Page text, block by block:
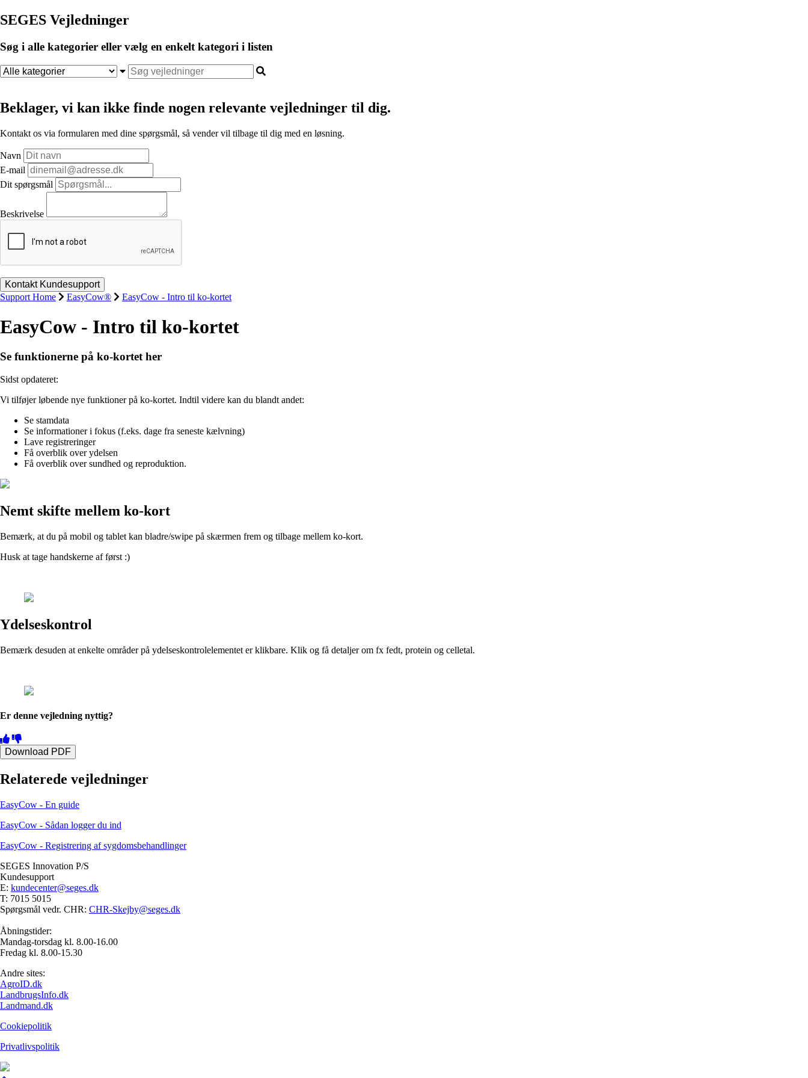
SEGES Vejledninger
Søg i alle kategorier eller vælg en enkelt kategori i listen
Beklager, vi kan ikke finde nogen relevante vejledninger til dig.
Kontakt os via formularen med dine spørgsmål, så vender vil tilbage til dig med en løsning.
Navn
E-mail
Dit spørgsmål
Beskrivelse
Support Home EasyCow® EasyCow - Intro til ko-kortet
EasyCow - Intro til ko-kortet
Se funktionerne på ko-kortet her
Sidst opdateret:
Vi tilføjer løbende nye funktioner på ko-kortet. Indtil videre kan du blandt andet:
Se stamdata
Se informationer i fokus (f.eks. dage fra seneste kælvning)
Lave registreringer
Få overblik over ydelsen
Få overblik over sundhed og reproduktion.
Nemt skifte mellem ko-kort
Bemærk, at du på mobil og tablet kan bladre/swipe på skærmen frem og tilbage mellem ko-kort.
Husk at tage handskerne af først :)
Ydelseskontrol
Bemærk desuden at enkelte områder på ydelseskontrolelementet er klikbare. Klik og få detaljer om fx fedt, protein og celletal.
Er denne vejledning nyttig?
Download PDF
Relaterede vejledninger
EasyCow - En guide
EasyCow - Sådan logger du ind
EasyCow - Registrering af sygdomsbehandlinger
SEGES Innovation P/S
Kundesupport
E: kundecenter@seges.dk
T: 7015 5015
Spørgsmål vedr. CHR: CHR-Skejby@seges.dk
Åbningstider:
Mandag-torsdag kl. 8.00-16.00
Fredag kl. 8.00-15.30
Andre sites:
AgroID.dk
LandbrugsInfo.dk
Landmand.dk
Cookiepolitik
Privatlivspolitik